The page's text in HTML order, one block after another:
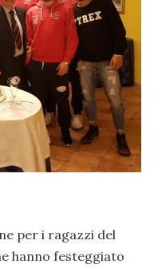
per i ragazzi del
hanno festeggiato